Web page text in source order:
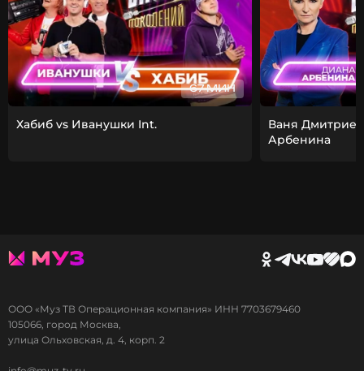
67 МИН
Хабиб vs Иванушки Int.
Ваня
Арбенина
ООО «Муз ТВ Операционная компания» ИНН 7703679460
105066, город Москва,
улица Ольховская, д. 4, корп. 2